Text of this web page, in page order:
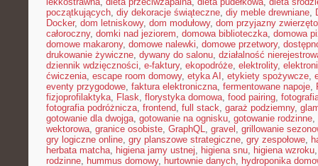
początkujących, diy dekoracje świąteczne, diy meble drewniane,
Docker, dom letniskowy, dom modułowy, dom przyjazny
całoroczny, domki nad jeziorem, domowa biblioteczka, domowa
domowe makarony, domowe nalewki, domowe przetwory,
drukowanie żywiczne, dywany do salonu, działalność
dziennik wdzięczności, e-faktury, ekopodróże, elektrolity,
ćwiczenia, escape room domowy, etyka AI , etykiety spożywcze,
eventy przygodowe, faktura elektroniczna, fermentowane napoje,
fizjoprofilaktyka, Flask, florystyka domowa, food pairing,
fotografia podróżnicza, frontend, full stack, garaż podziemny,
gotowanie dla dwojga, gotowanie na ognisku, gotowanie rodzinne,
wektorowa, granice osobiste, GraphQL, gravel , grillowanie
gry logiczne online, gry planszowe strategiczne, gry zespołowe,
herbata matcha, higiena jamy ustnej, higiena snu, higiena wzroku
rodzinne, hummus domowy, hurtownie danych, hydroponika